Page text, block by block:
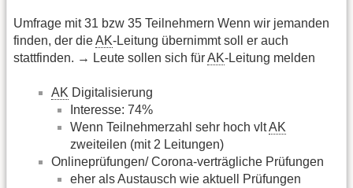
Umfrage mit 31 bzw 35 Teilnehmern Wenn wir jemanden
finden, der dieAK-Leitung übernimmt soll er auch
stattfinden. → Leute sollen sich fürAK-Leitung melden
AK Digitalisierung
Interesse: 74%
Wenn Teilnehmerzahl sehr hoch vltAK
zweiteilen (mit 2 Leitungen)
Onlineprüfungen/ Corona-verträgliche Prüfungen
eher als Austausch wie aktuell Prüfungen